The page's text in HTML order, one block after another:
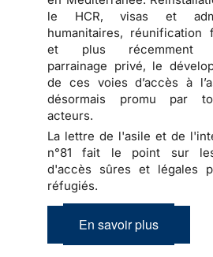
le HCR, visas et
humanitaires, réunification
et plus récemment
parrainage privé, le
de ces voies d’accès à
désormais promu par
acteurs.
La lettre de l'asile et de
n°81 fait le point sur
d'accès sûres et légales
réfugiés.
En savoir plus